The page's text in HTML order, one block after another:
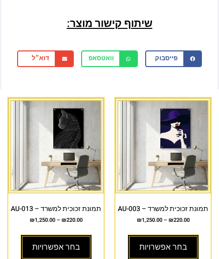
שיתוף קישור מוצר:
פייסבוק וואטסאפ דוא״ל
תמונת זכוכית למשרד – AU-003
₪220.00
–
₪1,250.00
בחר אפשרויות
תמונת זכוכית למשרד – AU-013
₪220.00
–
₪1,250.00
בחר אפשרויות